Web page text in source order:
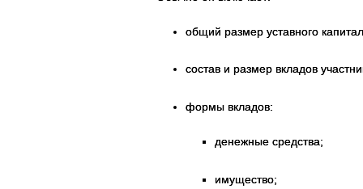
общий размер уставного
состав и размер вкладов
формы вкладов:
денежные средства;
имущество;